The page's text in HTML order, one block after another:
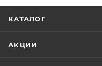
КАТАЛОГ
АКЦИИ